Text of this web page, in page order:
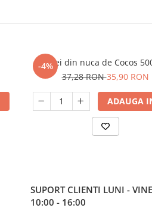
-4%Ulei din nuca de Cocos
37,28 RON35,90 RON
ADAUGA
SUPORT CLIENTI LUNI -
10:00 - 16:00